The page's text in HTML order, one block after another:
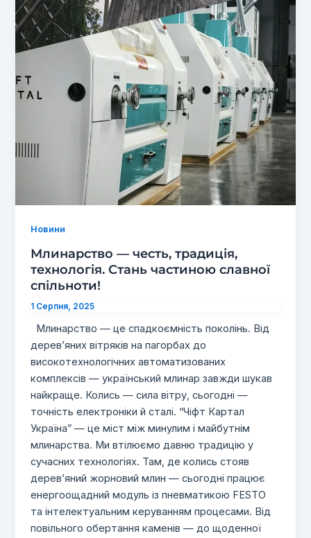
Новини
Млинарство — честь, традиція,
технологія. Стань частиною славної
спільноти!
1 Серпня, 2025
Млинарство — це спадкоємність поколінь. Від
дерев’яних вітряків на пагорбах до
високотехнологічних автоматизованих
комплексів — український млинар завжди шукав
найкраще. Колись — сила вітру, сьогодні —
точність електроніки й сталі. “Чіфт Картал
Україна” — це міст між минулим і майбутнім
млинарства. Ми втілюємо давню традицію у
сучасних технологіях. Там, де колись стояв
дерев’яний жорновий млин — сьогодні працює
енергоощадний модуль із пневматикою FESTO
та інтелектуальним керуванням процесами. Від
повільного обертання каменів — до щоденної